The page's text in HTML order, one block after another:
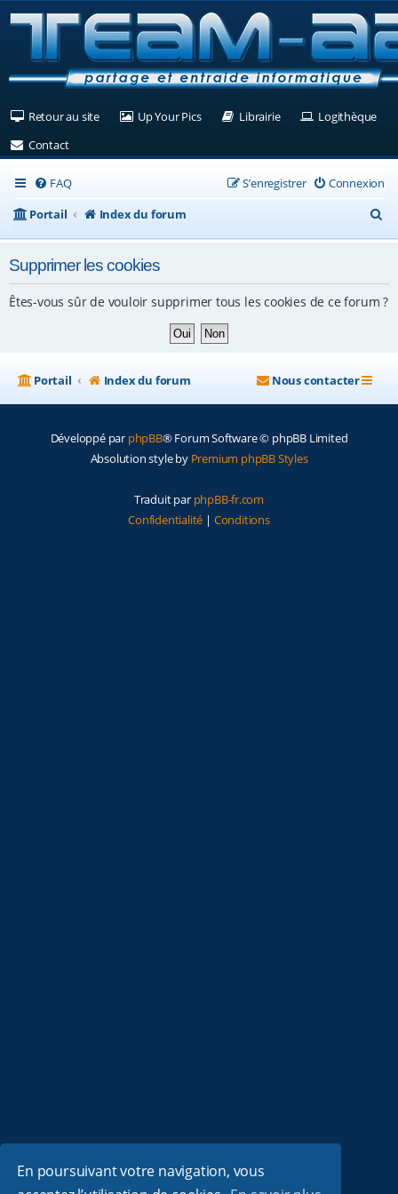
En poursuivant votre navigation, vous
Retour au site(Ouvre un nouvel onglet)
Up Your Pics(Ouvre un nouvel onglet)
Librairie(Ouvre un nouvel
Logithèque
Contact(Ouvre un nouvel onglet)
FAQ Connexion
S’enregistrer
Portail
Index du forum
e
Supprimer les cookies
Êtes-vous sûr de vouloir supprimer tous les cookies de ce forum ?
Portail Index du forum Nous contacter
Développé par phpBB® Forum Software © phpBB Limited
Absolution style by Premium phpBB Styles
Traduit par phpBB-fr.com
Confidentialité | Conditions